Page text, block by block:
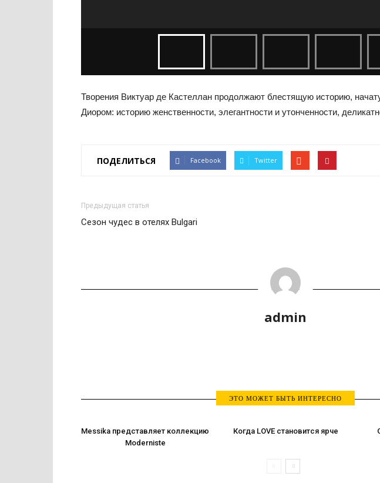
Творения Виктуар де Кастеллан продолжают блестящую историю,
Диором: историю женственности, элегантности и утонченности,
ПОДЕЛИТЬСЯ Facebook Twitter
Предыдущая статья
Сезон чудес в отелях Bulgari
admin
ЭТО МОЖЕТ БЫТЬ ИНТЕРЕСНО
Messika представляет коллекцию
Moderniste
Когда LOVE становится ярче